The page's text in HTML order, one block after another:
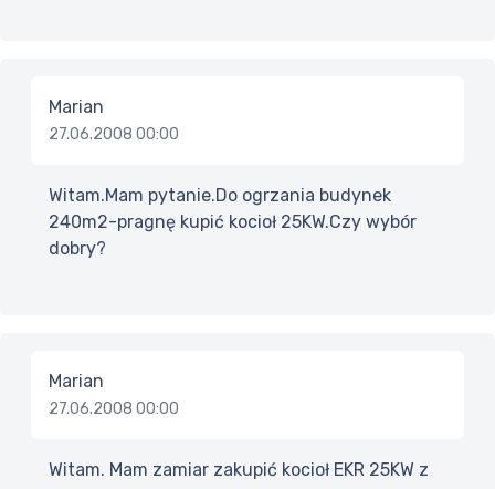
Marian
27.06.2008 00:00
Witam.Mam pytanie.Do ogrzania budynek
240m2-pragnę kupić kocioł 25KW.Czy wybór
dobry?
Marian
27.06.2008 00:00
Witam. Mam zamiar zakupić kocioł EKR 25KW z